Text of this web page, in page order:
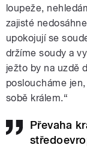
loupeže,
zajisté
upokojují se
držíme soudy a
ježto by na uzdě
posloucháme
sobě králem.“
Převaha